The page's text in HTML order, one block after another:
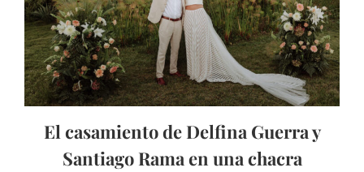
El casamiento de Delfina Guerra y
Santiago Rama en una chacra